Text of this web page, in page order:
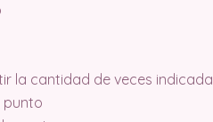
la cantidad de veces indicada
punto